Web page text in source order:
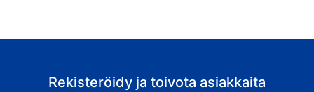
Rekisteröidy ja toivota asiakkaita